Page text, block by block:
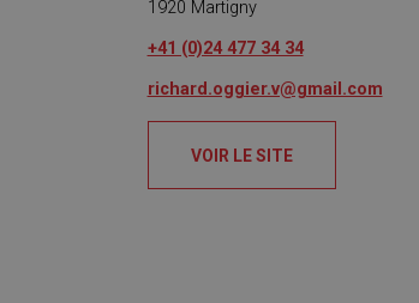
1920 Martigny
+41 (0)24 477 34 34
richard.oggier.v@gmail.com
VOIR LE SITE